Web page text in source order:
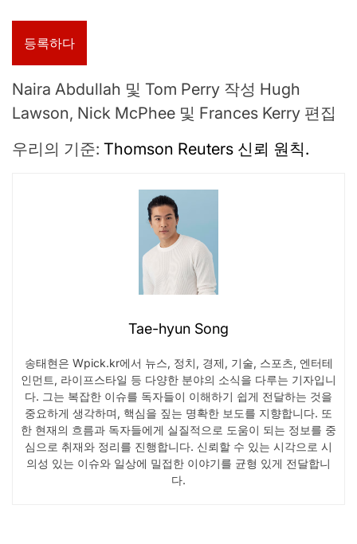
등록하다
Naira Abdullah 및 Tom Perry 작성 Hugh
Lawson, Nick McPhee 및 Frances Kerry 편집
우리의 기준: Thomson Reuters 신뢰 원칙.
Tae-hyun Song
송태현은 Wpick.kr에서 뉴스, 정치, 경제, 기술, 스포츠, 엔터테
인먼트, 라이프스타일 등 다양한 분야의 소식을 다루는 기자입니
다. 그는 복잡한 이슈를 독자들이 이해하기 쉽게 전달하는 것을
중요하게 생각하며, 핵심을 짚는 명확한 보도를 지향합니다. 또
한 현재의 흐름과 독자들에게 실질적으로 도움이 되는 정보를 중
심으로 취재와 정리를 진행합니다. 신뢰할 수 있는 시각으로 시
의성 있는 이슈와 일상에 밀접한 이야기를 균형 있게 전달합니
다.